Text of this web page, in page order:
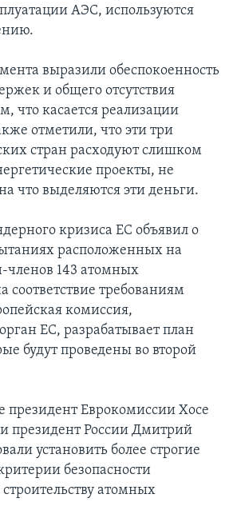
АЭС, используются
выразили обеспокоенность
и общего отсутствия
что касается реализации
отметили, что эти три
стран расходуют слишком
проекты, не
что выделяются эти деньги.
кризиса ЕС объявил о
расположенных на
членов 143 атомных
соответствие требованиям
комиссия,
ЕС, разрабатывает план
будут проведены во второй
президент Еврокомиссии Хосе
президент России Дмитрий
установить более строгие
безопасности
атомных